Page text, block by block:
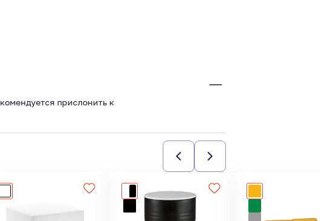
прислонить к